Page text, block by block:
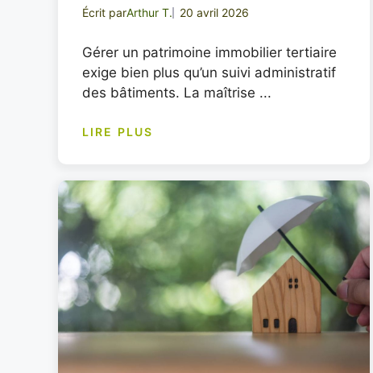
Écrit parArthur T. 20 avril 2026
Gérer un patrimoine immobilier tertiaire
exige bien plus qu’un suivi administratif
des bâtiments. La maîtrise ...
LIRE PLUS